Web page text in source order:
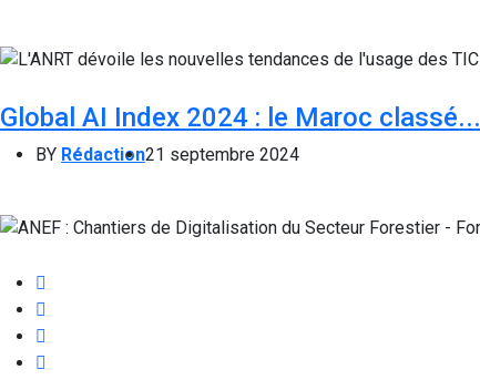
Global AI Index 2024 : le Maroc classé...
BY Rédaction21 septembre 2024